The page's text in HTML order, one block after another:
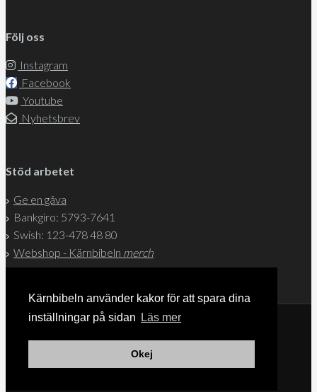
Kärnbibeln använder kakor för att spara dina
inställningar på sidan
Läs mer
Okej
Följ oss
Instagram
Facebook
Youtube
Nyhetsbrev
Stöd arbetet
Ge en gåva
Bankgiro: 5793-7641
Swish: 123-478 48 80
Webshop - Kärnbibeln merch